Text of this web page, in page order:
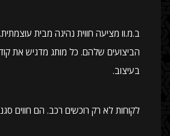
ב.מ.וו מציעה חווית נהיגה מבית
הביצועים שלהם. כל מותג מדגיש את
בעיצוב.
לקוחות לא רק רוכשים רכב. הם חווים